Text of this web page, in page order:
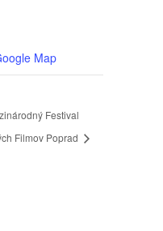
Map
Festival
Filmov Poprad